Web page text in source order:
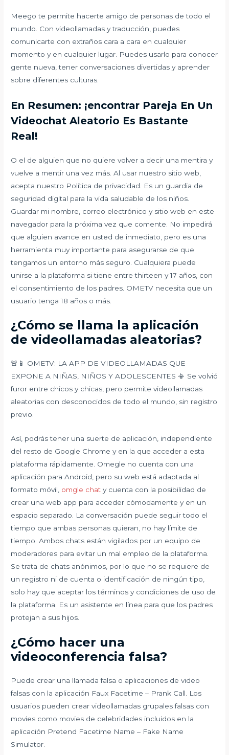
Meego te permite hacerte amigo de personas de todo el
mundo. Con videollamadas y traducción, puedes
comunicarte con extraños cara a cara en cualquier
momento y en cualquier lugar. Puedes usarlo para conocer
gente nueva, tener conversaciones divertidas y aprender
sobre diferentes culturas.
En Resumen: ¡encontrar Pareja En Un
Videochat Aleatorio Es Bastante
Real!
O el de alguien que no quiere volver a decir una mentira y
vuelve a mentir una vez más. Al usar nuestro sitio web,
acepta nuestro Política de privacidad. Es un guardia de
seguridad digital para la vida saludable de los niños.
Guardar mi nombre, correo electrónico y sitio web en este
navegador para la próxima vez que comente. No impedirá
que alguien avance en usted de inmediato, pero es una
herramienta muy importante para asegurarse de que
tengamos un entorno más seguro. Cualquiera puede
unirse a la plataforma si tiene entre thirteen y 17 años, con
el consentimiento de los padres. OMETV necesita que un
usuario tenga 18 años o más.
¿Cómo se llama la aplicación
de videollamadas aleatorias?
🚨📱 OMETV: LA APP DE VIDEOLLAMADAS QUE
EXPONE A NIÑAS, NIÑOS Y ADOLESCENTES 📳 Se volvió
furor entre chicos y chicas, pero permite videollamadas
aleatorias con desconocidos de todo el mundo, sin registro
previo.
Así, podrás tener una suerte de aplicación, independiente
del resto de Google Chrome y en la que acceder a esta
plataforma rápidamente. Omegle no cuenta con una
aplicación para Android, pero su web está adaptada al
formato móvil, omgle chat y cuenta con la posibilidad de
crear una web app para acceder cómodamente y en un
espacio separado. La conversación puede seguir todo el
tiempo que ambas personas quieran, no hay límite de
tiempo. Ambos chats están vigilados por un equipo de
moderadores para evitar un mal empleo de la plataforma.
Se trata de chats anónimos, por lo que no se requiere de
un registro ni de cuenta o identificación de ningún tipo,
solo hay que aceptar los términos y condiciones de uso de
la plataforma. Es un asistente en línea para que los padres
protejan a sus hijos.
¿Cómo hacer una
videoconferencia falsa?
Puede crear una llamada falsa o aplicaciones de video
falsas con la aplicación Faux Facetime – Prank Call. Los
usuarios pueden crear videollamadas grupales falsas con
movies como movies de celebridades incluidos en la
aplicación Pretend Facetime Name – Fake Name
Simulator.